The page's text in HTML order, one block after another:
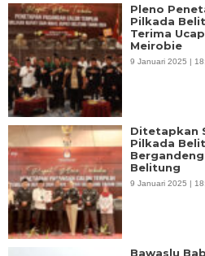
Pleno
Pilkada
Terima
Meirobie
9 Januari 2025 |
Ditetapkan
Pilkada
Belitung
9 Januari 2025 |
Bawaslu